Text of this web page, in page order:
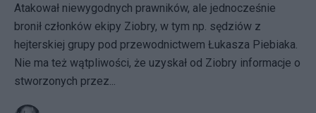
Atakował niewygodnych prawników, ale jednocześnie
bronił członków ekipy Ziobry, w tym np. sędziów z
hejterskiej grupy pod przewodnictwem Łukasza Piebiaka.
Nie ma też wątpliwości, że uzyskał od Ziobry informacje o
stworzonych przez...